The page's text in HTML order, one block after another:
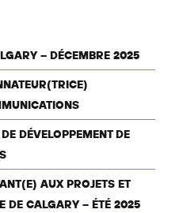
– DÉCEMBRE 2025
DÉVELOPPEMENT DE
AUX PROJETS ET
DE CALGARY – ÉTÉ 2025